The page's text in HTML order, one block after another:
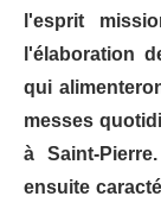
l'esprit
l'élaboration
qui
messes
à Saint-
ensuite